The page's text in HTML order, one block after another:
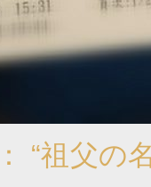
“祖父の